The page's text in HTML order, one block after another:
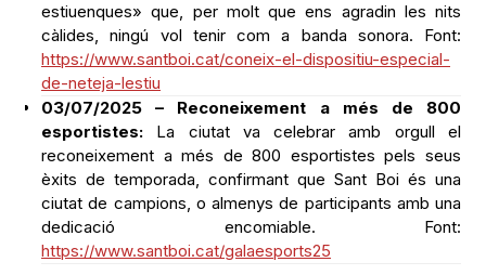
estiuenques» que, per molt que ens agradin les nits
càlides, ningú vol tenir com a banda sonora. Font:
https://www.santboi.cat/coneix-el-dispositiu-especial-
de-neteja-lestiu
03/07/2025 – Reconeixement a més de 800
esportistes: La ciutat va celebrar amb orgull el
reconeixement a més de 800 esportistes pels seus
èxits de temporada, confirmant que Sant Boi és una
ciutat de campions, o almenys de participants amb una
dedicació encomiable. Font:
https://www.santboi.cat/galaesports25